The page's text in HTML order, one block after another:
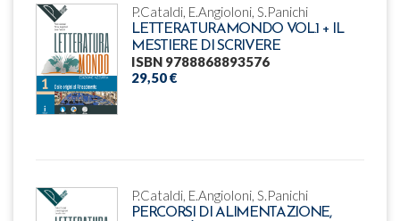
P.Cataldi, E.Angioloni, S.Panichi
LETTERATURAMONDO VOL.1 + IL
MESTIERE DI SCRIVERE
ISBN 9788868893576
29,50 €
P.Cataldi, E.Angioloni, S.Panichi
PERCORSI DI ALIMENTAZIONE,